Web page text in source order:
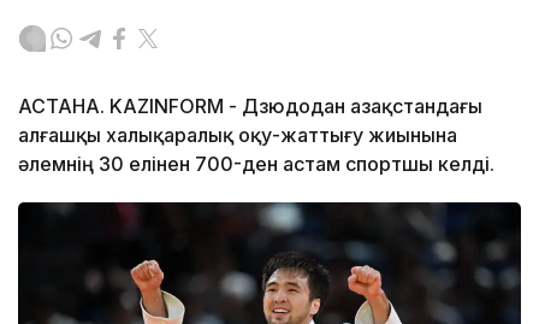
АСТАНА. KAZINFORM - Дзюдодан Қазақстандағы
алғашқы халықаралық оқу-жаттығу жиынына
әлемнің 30 елінен 700-ден астам спортшы келді.